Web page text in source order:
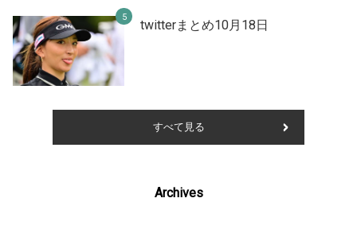
twitterまとめ10月18日
すべて見る
Archives